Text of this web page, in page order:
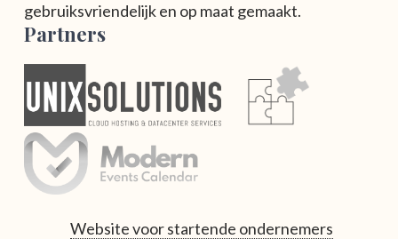
gebruiksvriendelijk en op maat gemaakt.
Partners
Website voor startende ondernemers